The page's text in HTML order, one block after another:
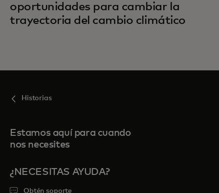
oportunidades para cambiar la
trayectoria del cambio climático
Historias
Estamos aquí para cuando
nos necesites
¿NECESITAS AYUDA?
Obtén soporte